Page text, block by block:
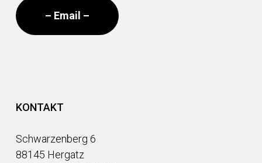
– Email –
KONTAKT
Schwarzenberg 6
88145 Hergatz